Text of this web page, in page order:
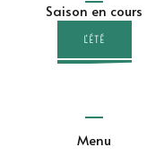
Saison en cours
L'ÉTÉ
Menu